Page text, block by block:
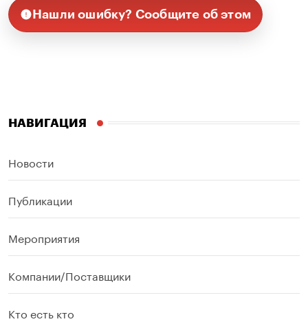
Нашли ошибку? Сообщите об этом
НАВИГАЦИЯ
Новости
Публикации
Мероприятия
Компании/Поставщики
Кто есть кто